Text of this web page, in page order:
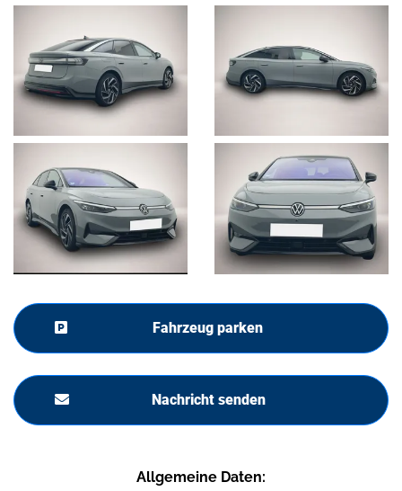
Fahrzeug parken
Nachricht senden
Allgemeine Daten: